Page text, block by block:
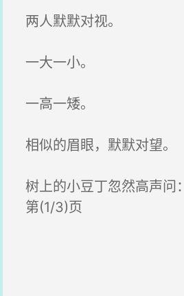
两人默默对视。
一大一小。
一高一矮。
相似的眉眼，默默对望。
树上的小豆丁忽然高声问
第(1/3)页